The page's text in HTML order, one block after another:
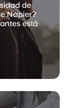
de
Napier?
está